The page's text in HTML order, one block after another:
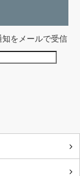
知をメールで受信